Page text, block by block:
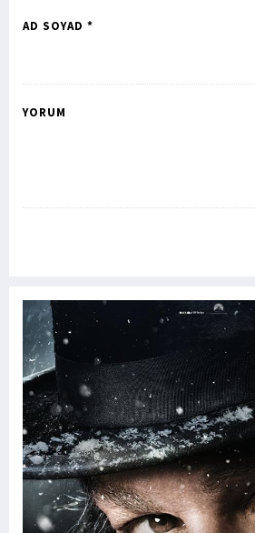
AD SOYAD *
YORUM